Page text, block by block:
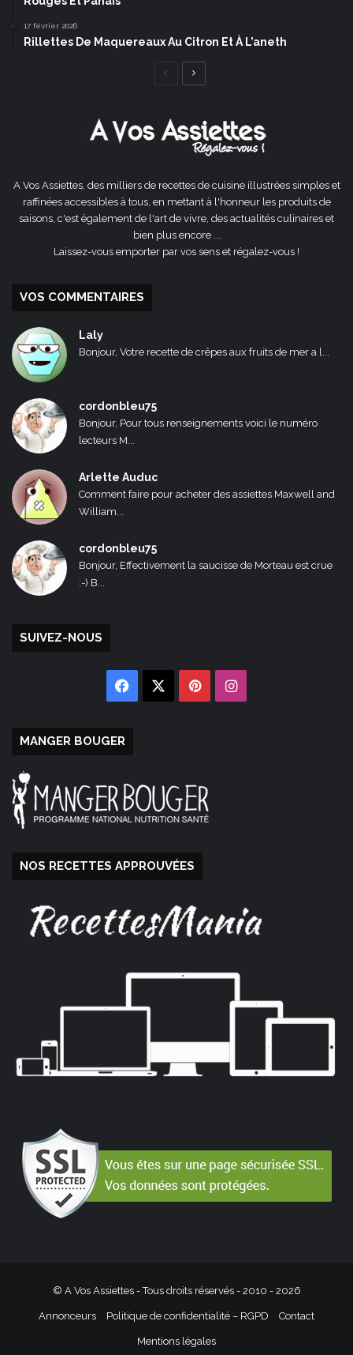
17 février 2026
Rillettes De Maquereaux Au Citron Et À L’aneth
Page
A Vos Assiettes, des milliers de recettes de cuisine illustrées simples et
raffinées accessibles à tous, en mettant à l'honneur les produits de
saisons, c'est également de l'art de vivre, des actualités culinaires et
bien plus encore ...
Laissez-vous emporter par vos sens et régalez-vous !
VOS COMMENTAIRES
Laly
Bonjour, Votre recette de crêpes aux fruits de mer a l...
cordonbleu75
Bonjour, Pour tous renseignements voici le numéro
lecteurs M...
Arlette Auduc
Comment faire pour acheter des assiettes Maxwell and
William...
cordonbleu75
Bonjour, Effectivement la saucisse de Morteau est crue
:-) B...
SUIVEZ-NOUS
Facebook PinterestInstagram
MANGER BOUGER
NOS RECETTES APPROUVÉES
© A Vos Assiettes - Tous droits réservés - 2010 - 2026
Annonceurs Politique de confidentialité – RGPD Contact
Mentions légales